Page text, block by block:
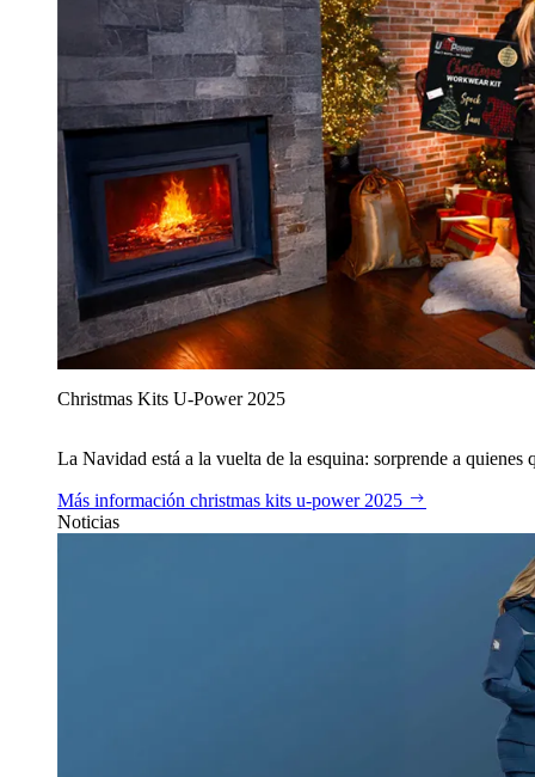
Christmas Kits U‑Power 2025
La Navidad está a la vuelta de la esquina: sorprende a
Más información christmas kits u‑power 2025
Noticias